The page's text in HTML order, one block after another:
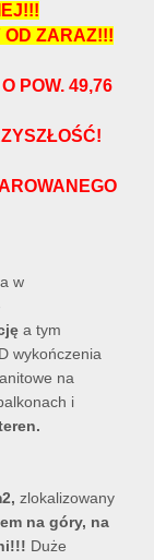
OD ZARAZ!!!
POW. 49,76
w
a tym
wykończenia
na
i
zlokalizowany
na góry, na
Duże